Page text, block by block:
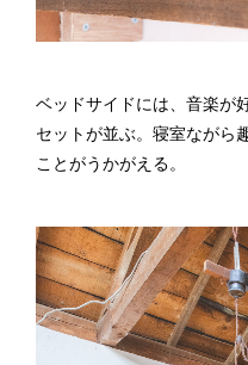
ベッドサイドには、音楽が
セットが並ぶ。寝室ながら
ことがうかがえる。